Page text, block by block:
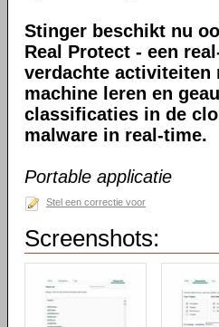
Stinger beschikt nu
Real Protect - een
verdachte activiteiten
machine leren en
classificaties in de
malware in real-time.
Portable applicatie
Stel een correctie voor
Screenshots: